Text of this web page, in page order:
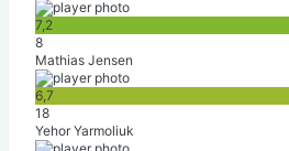
7,2
8
Mathias Jensen
6,7
18
Yehor Yarmoliuk